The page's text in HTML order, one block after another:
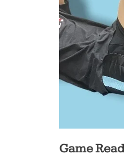
vélo
et
triathlon
Game